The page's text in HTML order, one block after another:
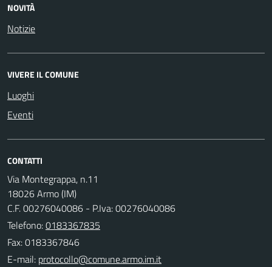
NOVITÀ
Notizie
VIVERE IL COMUNE
Luoghi
Eventi
CONTATTI
Via Montegrappa, n.11
18026 Armo (IM)
C.F. 00276040086 - P.Iva: 00276040086
Telefono:0183367835
Fax: 0183367846
E-mail: